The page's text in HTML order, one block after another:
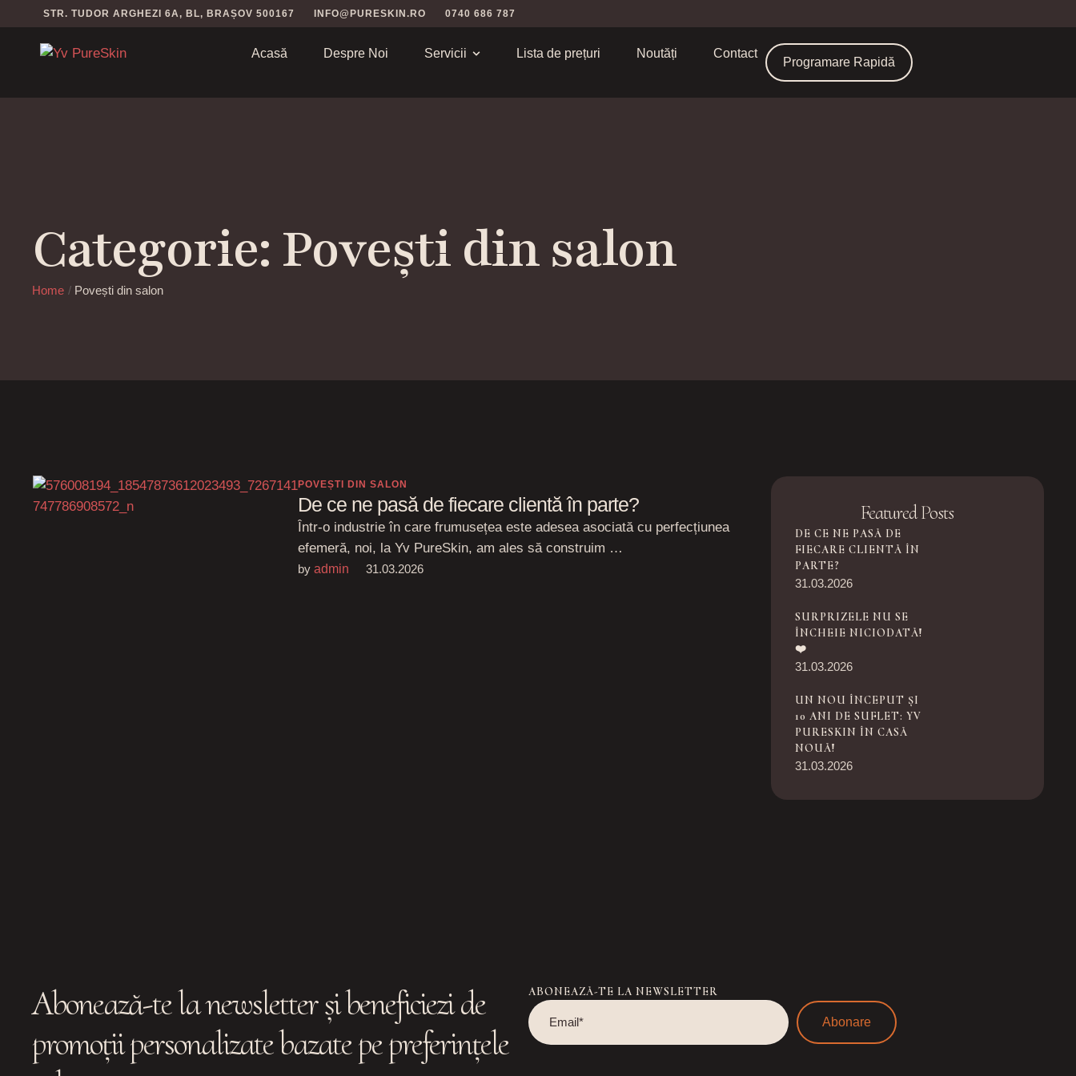
STR. TUDOR ARGHEZI 6A, BL, BRAȘOV 500167 INFO@PURESKIN.RO 0740 686 787
Acasă Despre Noi Servicii Lista de prețuri Noutăți Contact
Programare Rapidă
Categorie: Povești din salon
Home / Povești din salon
POVEȘTI DIN SALON
De ce ne pasă de fiecare clientă în parte?
Într-o industrie în care frumusețea este adesea asociată cu perfecțiunea
efemeră, noi, la Yv PureSkin, am ales să construim …
by admin 31.03.2026
Featured Posts
DE CE NE PASĂ DE
FIECARE CLIENTĂ ÎN
PARTE?
31.03.2026
SURPRIZELE NU SE
ÎNCHEIE NICIODATĂ!
❤️
31.03.2026
UN NOU ÎNCEPUT ȘI
10 ANI DE SUFLET: YV
PURESKIN ÎN CASĂ
NOUĂ!
31.03.2026
Abonează-te la newsletter și beneficiezi de
promoții personalizate bazate pe preferințele
ABONEAZĂ-TE LA NEWSLETTER
Abonare